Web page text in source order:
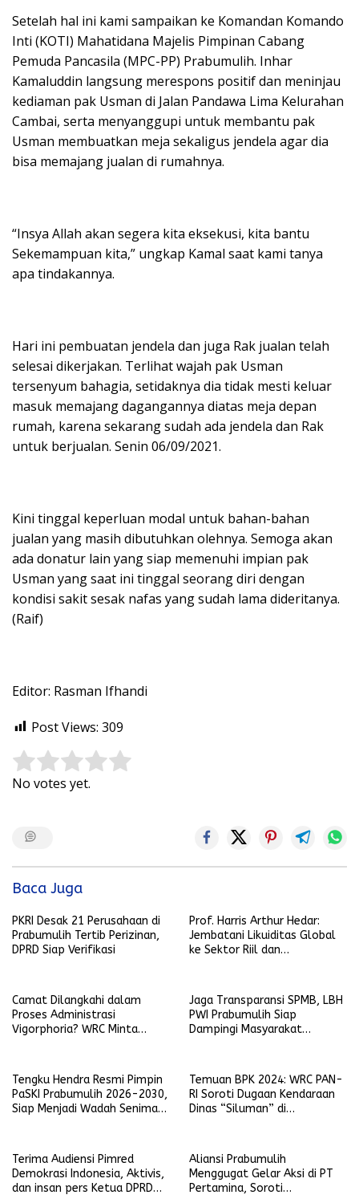
Setelah hal ini kami sampaikan ke Komandan Komando
Inti (KOTI) Mahatidana Majelis Pimpinan Cabang
Pemuda Pancasila (MPC-PP) Prabumulih. Inhar
Kamaluddin langsung merespons positif dan meninjau
kediaman pak Usman di Jalan Pandawa Lima Kelurahan
Cambai, serta menyanggupi untuk membantu pak
Usman membuatkan meja sekaligus jendela agar dia
bisa memajang jualan di rumahnya.
“Insya Allah akan segera kita eksekusi, kita bantu
Sekemampuan kita,” ungkap Kamal saat kami tanya
apa tindakannya.
Hari ini pembuatan jendela dan juga Rak jualan telah
selesai dikerjakan. Terlihat wajah pak Usman
tersenyum bahagia, setidaknya dia tidak mesti keluar
masuk memajang dagangannya diatas meja depan
rumah, karena sekarang sudah ada jendela dan Rak
untuk berjualan. Senin 06/09/2021.
Kini tinggal keperluan modal untuk bahan-bahan
jualan yang masih dibutuhkan olehnya. Semoga akan
ada donatur lain yang siap memenuhi impian pak
Usman yang saat ini tinggal seorang diri dengan
kondisi sakit sesak nafas yang sudah lama dideritanya.
(Raif)
Editor: Rasman Ifhandi
Post Views: 309
Rate this item:
No votes yet.
Baca Juga
PKRI Desak 21 Perusahaan di
Prabumulih Tertib Perizinan,
DPRD Siap Verifikasi
Prof. Harris Arthur Hedar:
Jembatani Likuiditas Global
ke Sektor Riil dan
PFII
Camat Dilangkahi dalam
Proses Administrasi
Vigorphoria? WRC Minta
Jaga Transparansi SPMB, LBH
PWI Prabumulih Siap
Dampingi Masyarakat
Tengku Hendra Resmi Pimpin
PaSKI Prabumulih 2026-2030,
Siap Menjadi Wadah Seniman
Temuan BPK 2024: WRC PAN-
RI Soroti Dugaan Kendaraan
Dinas “Siluman” di
Terima Audiensi Pimred
Demokrasi Indonesia, Aktivis,
dan insan pers Ketua DPRD
Aliansi Prabumulih
Menggugat Gelar Aksi di PT
Pertamina, Soroti